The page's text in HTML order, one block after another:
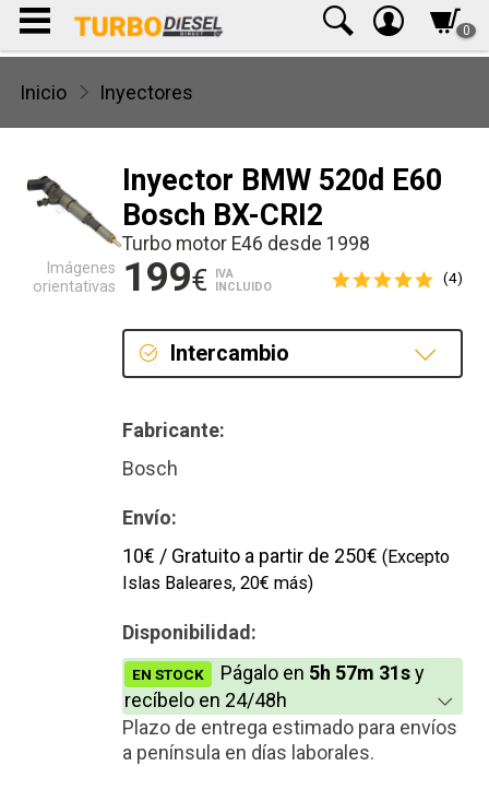
0
Inicio Inyectores
Inyector BMW 520d E60
Bosch BX-CRI2
Turbo motor E46 desde 1998
199€
IVA
INCLUIDO
(4)
Intercambio
Fabricante:
Bosch
Envío:
10€ / Gratuito a partir de 250€ (Excepto
Islas Baleares, 20€ más)
Disponibilidad:
EN STOCK Págalo en 5h 57m 31sy
recíbelo en 24/48h
Plazo de entrega estimado para envíos
a península en días laborales.
Imágenes
orientativas